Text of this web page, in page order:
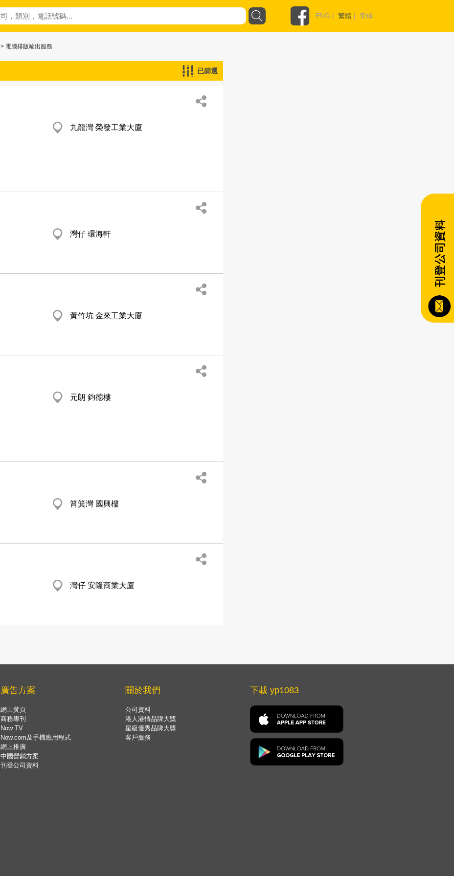
ENG | 繁體 | 简体
> 電腦排版輸出服務
已篩選
九龍灣 榮發工業大廈
灣仔 環海軒
黃竹坑 金來工業大廈
元朗 鈞德樓
筲箕灣 國興樓
灣仔 安隆商業大廈
廣告方案
網上黃頁
商務專刊
Now TV
Now.com及手機應用程式
網上推廣
中國營銷方案
刊登公司資料
關於我們
公司資料
港人港情品牌大獎
星級優秀品牌大獎
客戶服務
下載 yp1083